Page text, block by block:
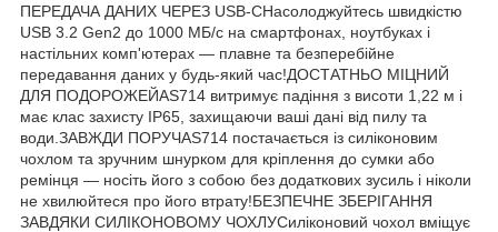
ПЕРЕДАЧА ДАНИХ ЧЕРЕЗ USB-CНасолоджуйтесь швидкістю
USB 3.2 Gen2 до 1000 МБ/с на смартфонах, ноутбуках і
настільних комп'ютерах — плавне та безперебійне
передавання даних у будь-який час!ДОСТАТНЬО МІЦНИЙ
ДЛЯ ПОДОРОЖЕЙAS714 витримує падіння з висоти 1,22 м і
має клас захисту IP65, захищаючи ваші дані від пилу та
води.ЗАВЖДИ ПОРУЧAS714 постачається із силіконовим
чохлом та зручним шнурком для кріплення до сумки або
ремінця — носіть його з собою без додаткових зусиль і ніколи
не хвилюйтеся про його втрату!БЕЗПЕЧНЕ ЗБЕРІГАННЯ
ЗАВДЯКИ СИЛІКОНОВОМУ ЧОХЛУСиліконовий чохол вміщує